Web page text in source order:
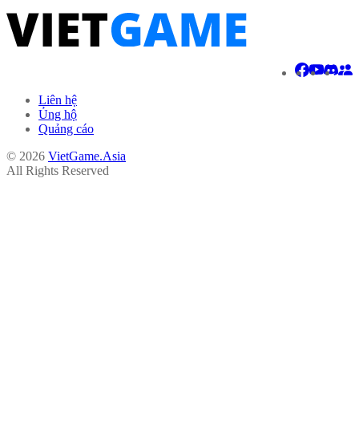
Liên hệ
Ủng hộ
Quảng cáo
© 2026 VietGame.Asia
All Rights Reserved